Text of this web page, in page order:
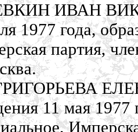
ИВАН
1977 года,
партия,
11 мая 1977